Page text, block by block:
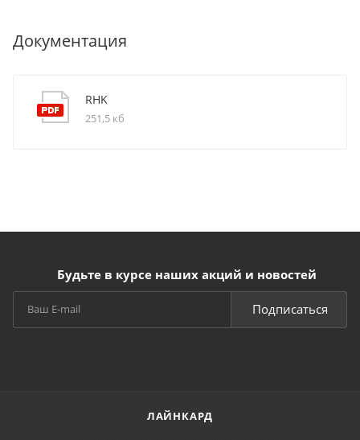
Документация
RHK
251,5 кб
Будьте в курсе наших акций и новостей
Подписаться
ЛАЙНКАРД